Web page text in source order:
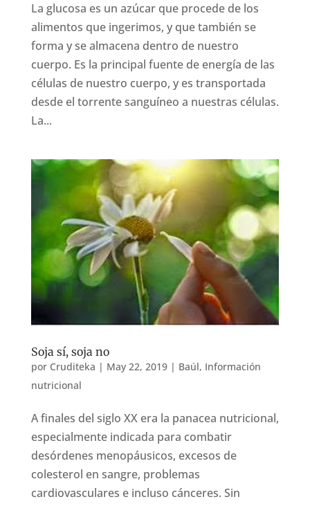
La glucosa es un azúcar que procede de los
alimentos que ingerimos, y que también se
forma y se almacena dentro de nuestro
cuerpo. Es la principal fuente de energía de las
células de nuestro cuerpo, y es transportada
desde el torrente sanguíneo a nuestras células.
La...
Soja sí, soja no
por Cruditeka | May 22, 2019| Baúl, Información
nutricional
A finales del siglo XX era la panacea nutricional,
especialmente indicada para combatir
desórdenes menopáusicos, excesos de
colesterol en sangre, problemas
cardiovasculares e incluso cánceres. Sin